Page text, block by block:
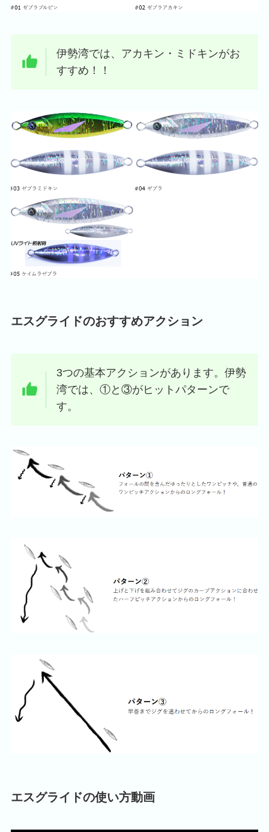
伊勢湾では、アカキン・ミドキンがお
すすめ！！
エスグライドのおすすめアクション
3つの基本アクションがあります。伊勢
湾では、①と③がヒットパターンで
す。
エスグライドの使い方動画